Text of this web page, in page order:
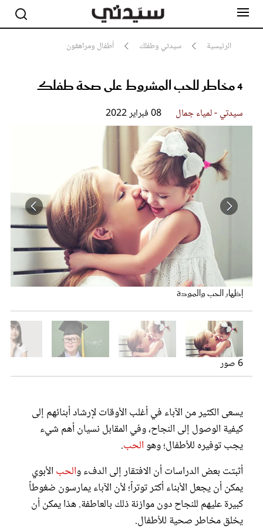
الرئيسية سيدتي وطفلك أطفال ومراهقون
4 مخاطر للحب المشروط على صحة طفلك
سيدتي - لمياء جمال 08 فبراير 2022
إظهار الحب والمودة
إظهار الحب والمودة
الطفل الموهوب
توتر الأطفال
التقة بالنفس
عادات الطعام
6 صور
يسعى الكثير من الآباء في أغلب الأوقات لإرشاد أبنائهم إلى
كيفية الوصول إلى النجاح، وفي المقابل نسيان أهم شيء
يجب توفيره للأطفال؛ وهوالحب.
أثبتت بعض الدراسات أن الافتقار إلى الدفء والحب الأبوي
يمكن أن يجعل الأبناء أكثر توتراً؛ لأن الآباء يمارسون ضغوطاً
كبيرة عليهم للنجاح دون موازنة ذلك بالعاطفة. هذا يمكن أن
يخلق مخاطر صحية للأطفال.
مشاهير
جمال
صحة ورشاقة
سيدتي وطفلك
لايف ستايل
فيديو
مطبخ سيدتي
مقالات الرأي
عروس سيدتي
مجلة سيدتي
غلاف رفمي